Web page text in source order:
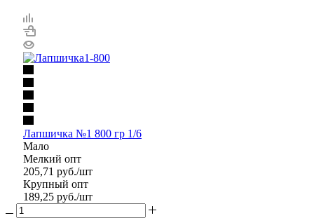
Лапшичка №1 800 гр 1/6
Мало
Мелкий опт
205,71 руб./шт
Крупный опт
189,25 руб./шт